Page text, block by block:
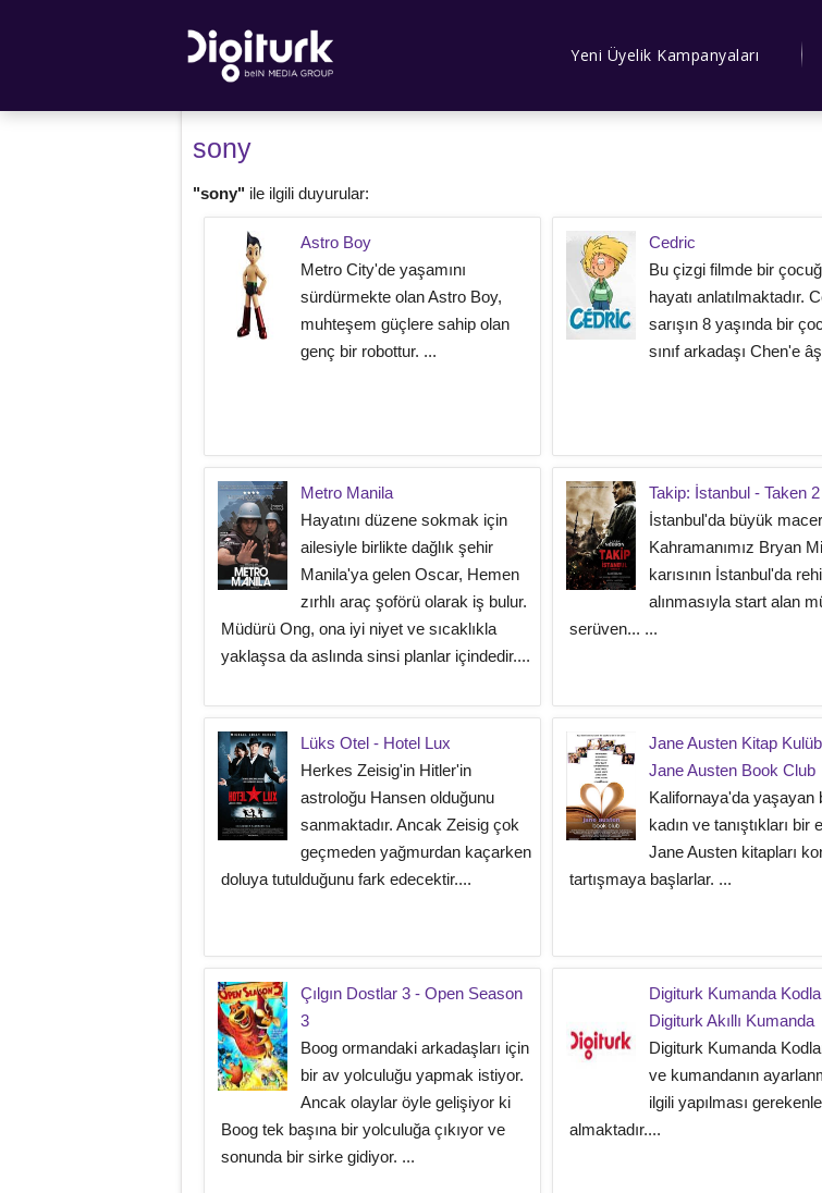
Yeni Üyelik Kampanyaları
sony
"sony" ile ilgili duyurular:
Astro Boy
Metro City'de yaşamını
sürdürmekte olan Astro Boy,
muhteşem güçlere sahip olan
genç bir robottur. ...
Cedric
Bu çizgi filmde bir
hayatı anlatılmaktadır.
sarışın 8 yaşında bir
sınıf arkadaşı Chen'e
Metro Manila
Hayatını düzene sokmak için
ailesiyle birlikte dağlık şehir
Manila'ya gelen Oscar, Hemen
zırhlı araç şoförü olarak iş bulur.
Müdürü Ong, ona iyi niyet ve sıcaklıkla
yaklaşsa da aslında sinsi planlar içindedir....
Takip: İstanbul - Taken 2
İstanbul'da büyük
Kahramanımız Bryan
karısının İstanbul'da
alınmasıyla start alan
serüven... ...
Lüks Otel - Hotel Lux
Herkes Zeisig'in Hitler'in
astroloğu Hansen olduğunu
sanmaktadır. Ancak Zeisig çok
geçmeden yağmurdan kaçarken
doluya tutulduğunu fark edecektir....
Jane Austen Kitap
Jane Austen Book Club
Kalifornaya'da yaşayan
kadın ve tanıştıkları bir
Jane Austen kitapları
tartışmaya başlarlar. ...
Çılgın Dostlar 3 - Open Season
3
Boog ormandaki arkadaşları için
bir av yolculuğu yapmak istiyor.
Ancak olaylar öyle gelişiyor ki
Boog tek başına bir yolculuğa çıkıyor ve
sonunda bir sirke gidiyor. ...
Digiturk Kumanda
Digiturk Akıllı Kumanda
Digiturk Kumanda
ve kumandanın
ilgili yapılması
almaktadır....